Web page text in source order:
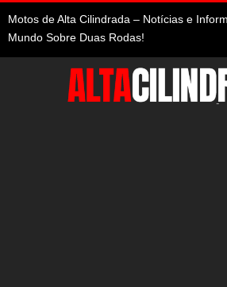
Motos de Alta Cilindrada – Notícias e
Mundo Sobre Duas Rodas!